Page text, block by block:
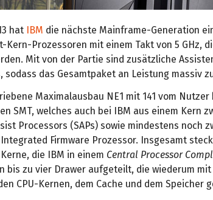
hat IBM die nächste Mainframe-Generation
Kern-Prozessoren mit einem Takt von 5 GHz,
Mit von der Partie sind zusätzliche
sodass das Gesamtpaket an Leistung massiv
Maximalausbau NE1 mit 141 vom
SMT, welches auch bei IBM aus einem Kern
Processors (SAPs) sowie mindestens noch
Firmware Prozessor. Insgesamt
die IBM in einem Central Processor
bis zu vier Drawer aufgeteilt, die wiederum
CPU-Kernen, dem Cache und dem Speicher